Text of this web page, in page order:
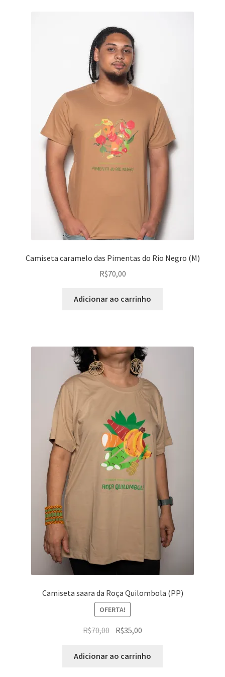
Camiseta caramelo das Pimentas do Rio Negro (M)
R$70,00
Adicionar ao carrinho
Camiseta saara da Roça Quilombola (PP)
OFERTA!
R$70,00
original
R$35,00
atual
Adicionar ao carrinho